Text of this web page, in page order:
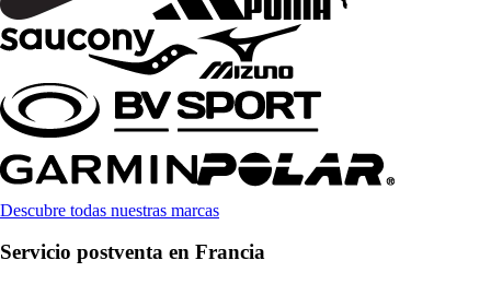
Descubre todas nuestras marcas
Servicio postventa en Francia